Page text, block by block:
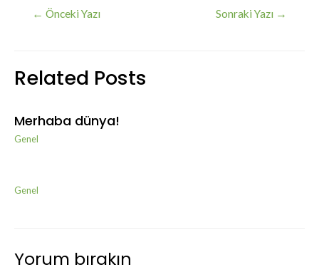
← Önceki Yazı Sonraki Yazı →
Related Posts
Merhaba dünya!
Genel
Genel
Yorum bırakın